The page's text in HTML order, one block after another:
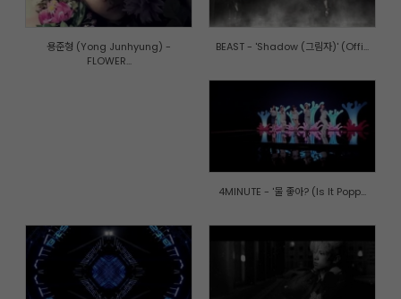
용준형 (Yong Junhyung) -
FLOWER...
BEAST - 'Shadow (그림자)' (Offi...
4MINUTE - '물 좋아? (Is It Popp...